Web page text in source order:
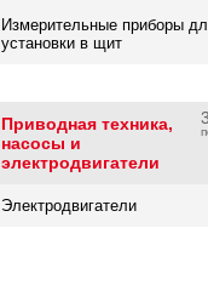
Измерительные приборы
установки в щит
Приводная техника,
насосы и
электродвигатели
Электродвигатели